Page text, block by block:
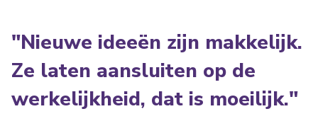
"Nieuwe ideeën zijn makkelijk.
Ze laten aansluiten op de
werkelijkheid, dat is moeilijk."